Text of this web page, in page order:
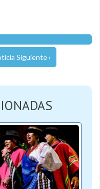
Siguiente ›